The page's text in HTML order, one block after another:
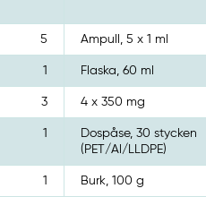
5 Ampull, 5 x 1 ml
1 Flaska, 60 ml
3 4 x 350 mg
1
Dospåse, 30 stycken
(PET/Al/LLDPE)
1 Burk, 100 g